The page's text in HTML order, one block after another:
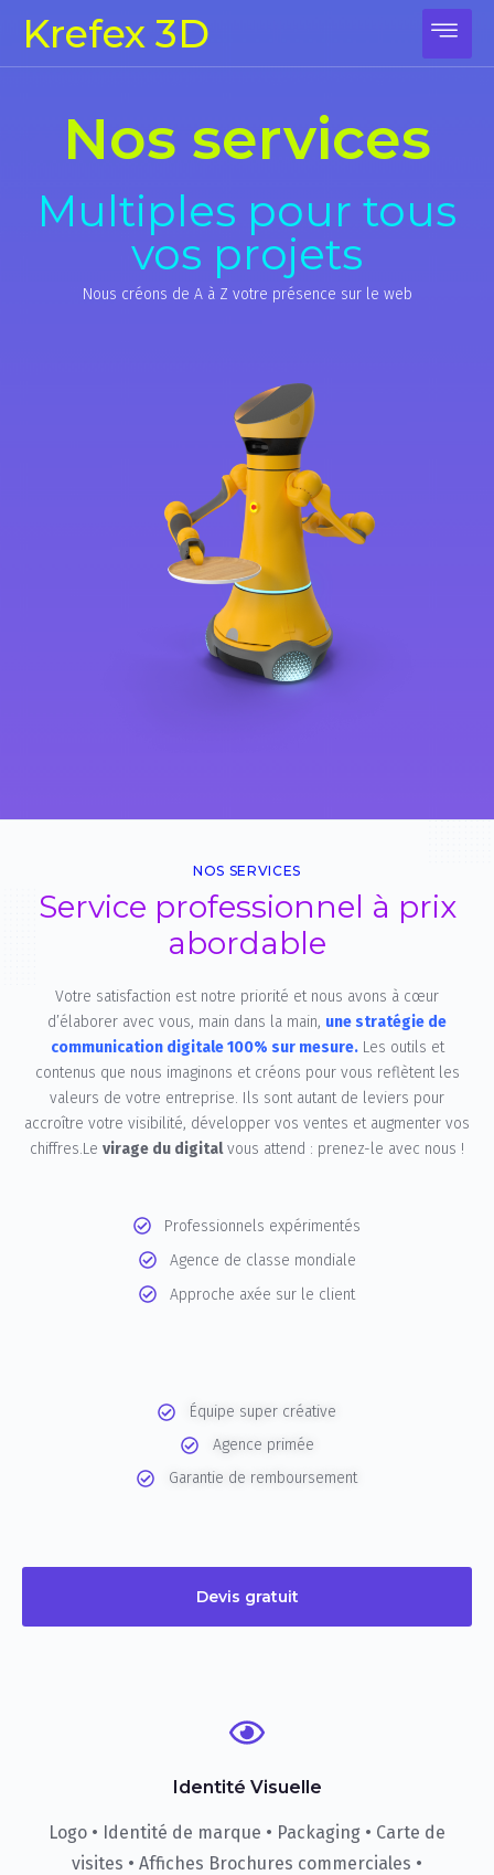
Krefex 3D
Nos services
Multiples pour tous
vos projets
Nous créons de A à Z votre présence sur le web
NOS SERVICES
Service professionnel à prix
abordable
Votre satisfaction est notre priorité et nous avons à cœur
d’élaborer avec vous, main dans la main, une stratégie de
communication digitale 100% sur mesure.Les outils et
contenus que nous imaginons et créons pour vous reflètent les
valeurs de votre entreprise. Ils sont autant de leviers pour
accroître votre visibilité, développer vos ventes et augmenter vos
chiffres.Le virage du digitalvous attend : prenez-le avec nous !
Professionnels expérimentés
Agence de classe mondiale
Approche axée sur le client
Équipe super créative
Agence primée
Garantie de remboursement
Devis gratuit
Identité Visuelle
Logo • Identité de marque • Packaging • Carte de
visites • Affiches Brochures commerciales •